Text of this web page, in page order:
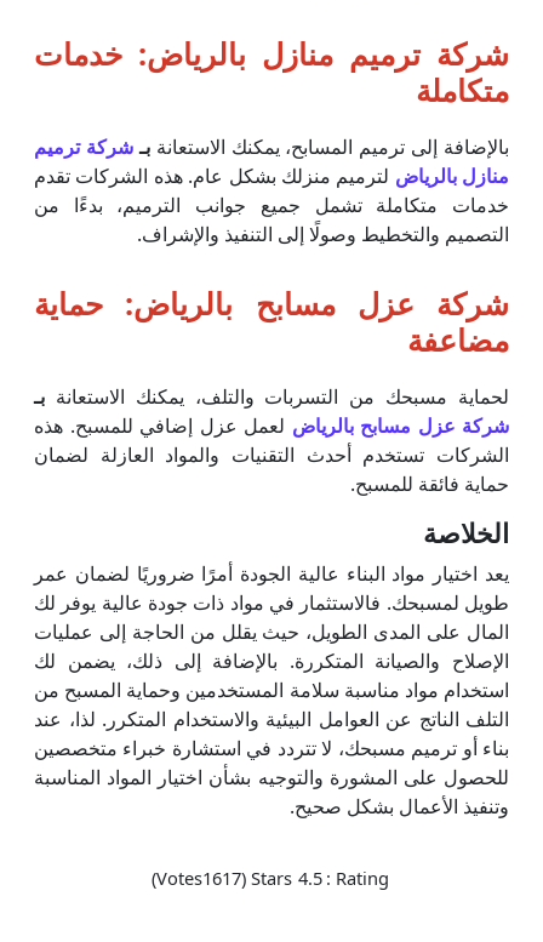
شركة ترميم منازل بالرياض: خدمات
متكاملة
بالإضافة إلى ترميم المسابح، يمكنك الاستعانةبـشركة ترميم
منازل بالرياض لترميم منزلك بشكل عام. هذه الشركات تقدم
خدمات متكاملة تشمل جميع جوانب الترميم، بدءًا من
التصميم والتخطيط وصولًا إلى التنفيذ والإشراف.
شركة عزل مسابح بالرياض: حماية
مضاعفة
لحماية مسبحك من التسربات والتلف، يمكنك الاستعانة بـ
شركة عزل مسابح بالرياض لعمل عزل إضافي للمسبح. هذه
الشركات تستخدم أحدث التقنيات والمواد العازلة لضمان
حماية فائقة للمسبح.
الخلاصة
يعد اختيار مواد البناء عالية الجودة أمرًا ضروريًا لضمان عمر
طويل لمسبحك. فالاستثمار في مواد ذات جودة عالية يوفر لك
المال على المدى الطويل، حيث يقلل من الحاجة إلى عمليات
الإصلاح والصيانة المتكررة. بالإضافة إلى ذلك، يضمن لك
استخدام مواد مناسبة سلامة المستخدمين وحماية المسبح من
التلف الناتج عن العوامل البيئية والاستخدام المتكرر. لذا، عند
بناء أو ترميم مسبحك، لا تتردد في استشارة خبراء متخصصين
للحصول على المشورة والتوجيه بشأن اختيار المواد المناسبة
وتنفيذ الأعمال بشكل صحيح.
Rating :
4.5
Stars (
1617
Votes)